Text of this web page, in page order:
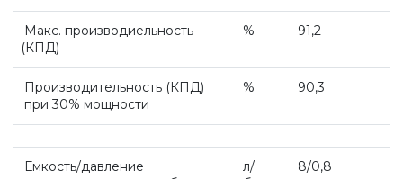
Алюминиевые радиаторы Ferroli
Автоматика
Системы дымоудаления
Макс. производиельность
(КПД)
% 91,2
Производительность (КПД)
при 30% мощности
% 90,3
Емкость/давление
л/
8/0,8